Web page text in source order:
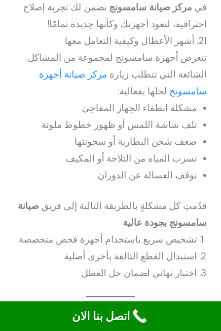
فيمركز صيانة سامسونج نضمن لك تجربة إصلاح
احترافية، لتعود أجهزتك وكأنها جديدة تمامًا!
21. أشهر الأعطال وكيفية التعامل معها
تتعرض أجهزة سامسونج لمجموعة من المشاكل
الشائعة التي تتطلب زيارة مركز صيانة أجهزة
سامسونج لحلها بفعالية:
مشكلة انطفاء الجهاز المفاجئ
تلف شاشة اللمس أو ظهور خطوط ملونة
ضعف شحن البطارية أو سخونتها
تسرب المياه من الثلاجة أو المكيف
توقف الغسالة عن الدوران
قدّمتِ كل مشكلةٍ بالطريقة التالية إلى فريقصيانة
سامسونج بجودة عالية
تشخيص سريع باستخدام أجهزة فحص متخصصة
استبدال القطع التالفة بأخرى أصلية
اختبار نهائي لضمان حل العطل
اتصل بنا الان